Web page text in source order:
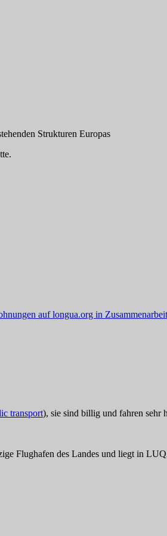
Strukturen Europas
auf longua.org in
transport), sie sind billig und fahren sehr
Flughafen des Landes und liegt in